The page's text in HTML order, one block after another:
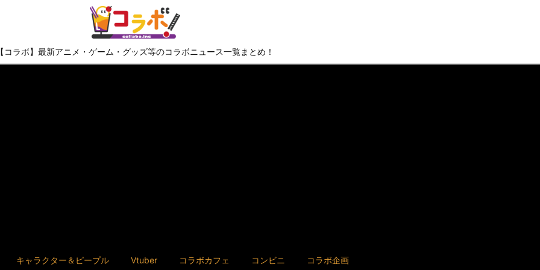
【コラボ】最新アニメ・ゲーム・グッズ等のコラボニュース一覧まとめ！
キャラクター＆ピープル Vtuber コラボカフェ コンビニ コラボ企画